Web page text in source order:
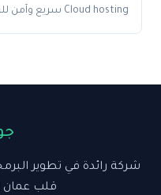
Cloud hosting سريع وآمن للشركات في دبي
شركة رائدة في تطوير
قلب عمان